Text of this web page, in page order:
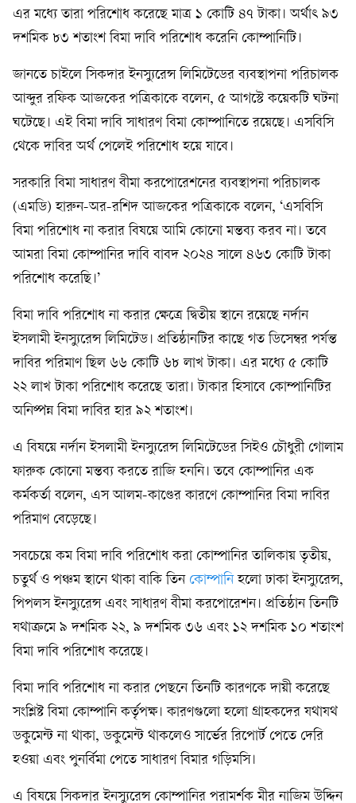
এর মধ্যে তারা পরিশোধ করেছে মাত্র ১ কোটি ৪৭ টাকা। অর্থাৎ ৯৩
দশমিক ৮৩ শতাংশ বিমা দাবি পরিশোধ করেনি কোম্পানিটি।
জানতে চাইলে সিকদার ইনস্যুরেন্স লিমিটেডের ব্যবস্থাপনা পরিচালক
আব্দুর রফিক আজকের পত্রিকাকে বলেন, ৫ আগস্টে কয়েকটি ঘটনা
ঘটেছে। এই বিমা দাবি সাধারণ বিমা কোম্পানিতে রয়েছে। এসবিসি
থেকে দাবির অর্থ পেলেই পরিশোধ হয়ে যাবে।
সরকারি বিমা সাধারণ বীমা করপোরেশনের ব্যবস্থাপনা পরিচালক
(এমডি) হারুন-অর-রশিদ আজকের পত্রিকাকে বলেন, ‘এসবিসি
বিমা পরিশোধ না করার বিষয়ে আমি কোনো মন্তব্য করব না। তবে
আমরা বিমা কোম্পানির দাবি বাবদ ২০২৪ সালে ৪৬৩ কোটি টাকা
পরিশোধ করেছি।’
বিমা দাবি পরিশোধ না করার ক্ষেত্রে দ্বিতীয় স্থানে রয়েছে নর্দান
ইসলামী ইনস্যুরেন্স লিমিটেড। প্রতিষ্ঠানটির কাছে গত ডিসেম্বর পর্যন্ত
দাবির পরিমাণ ছিল ৬৬ কোটি ৬৮ লাখ টাকা। এর মধ্যে ৫ কোটি
২২ লাখ টাকা পরিশোধ করেছে তারা। টাকার হিসাবে কোম্পানিটির
অনিষ্পন্ন বিমা দাবির হার ৯২ শতাংশ।
এ বিষয়ে নর্দান ইসলামী ইনস্যুরেন্স লিমিটেডের সিইও চৌধুরী গোলাম
ফারুক কোনো মন্তব্য করতে রাজি হননি। তবে কোম্পানির এক
কর্মকর্তা বলেন, এস আলম-কাণ্ডের কারণে কোম্পানির বিমা দাবির
পরিমাণ বেড়েছে।
সবচেয়ে কম বিমা দাবি পরিশোধ করা কোম্পানির তালিকায় তৃতীয়,
চতুর্থ ও পঞ্চম স্থানে থাকা বাকি তিন কোম্পানিহলো ঢাকা ইনস্যুরেন্স,
পিপলস ইনস্যুরেন্স এবং সাধারণ বীমা করপোরেশন। প্রতিষ্ঠান তিনটি
যথাক্রমে ৯ দশমিক ২২, ৯ দশমিক ৩৬ এবং ১২ দশমিক ১০ শতাংশ
বিমা দাবি পরিশোধ করেছে।
বিমা দাবি পরিশোধ না করার পেছনে তিনটি কারণকে দায়ী করেছে
সংশ্লিষ্ট বিমা কোম্পানি কর্তৃপক্ষ। কারণগুলো হলো গ্রাহকদের যথাযথ
ডকুমেন্ট না থাকা, ডকুমেন্ট থাকলেও সার্ভের রিপোর্ট পেতে দেরি
হওয়া এবং পুনর্বিমা পেতে সাধারণ বিমার গড়িমসি।
এ বিষয়ে সিকদার ইনস্যুরেন্স কোম্পানির পরামর্শক মীর নাজিম উদ্দিন